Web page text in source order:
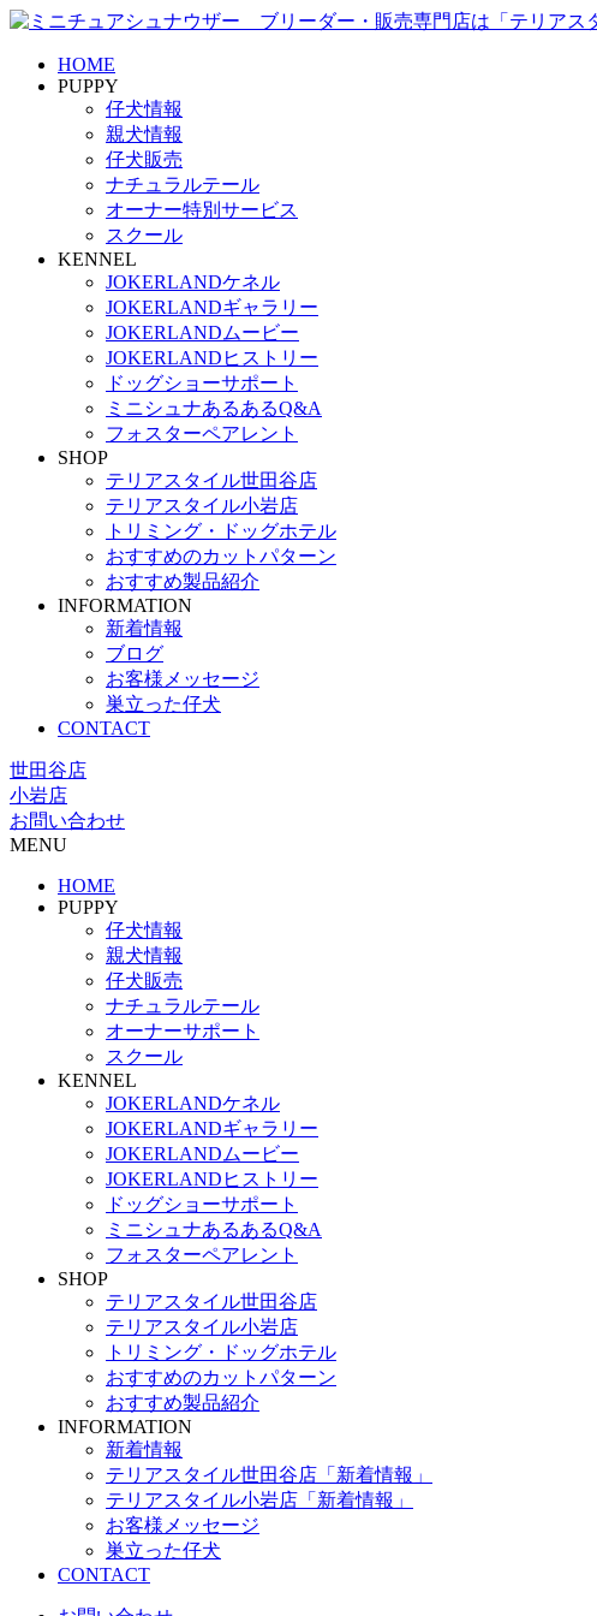
HOME
PUPPY
仔犬情報
親犬情報
仔犬販売
ナチュラルテール
オーナー特別サービス
スクール
KENNEL
JOKERLANDケネル
JOKERLANDギャラリー
JOKERLANDムービー
JOKERLANDヒストリー
ドッグショーサポート
ミニシュナあるあるQ&A
フォスターペアレント
SHOP
テリアスタイル世田谷店
テリアスタイル小岩店
トリミング・ドッグホテル
おすすめのカットパターン
おすすめ製品紹介
INFORMATION
新着情報
ブログ
お客様メッセージ
巣立った仔犬
CONTACT
世田谷店
小岩店
お問い合わせ
MENU
HOME
PUPPY
仔犬情報
親犬情報
仔犬販売
ナチュラルテール
オーナーサポート
スクール
KENNEL
JOKERLANDケネル
JOKERLANDギャラリー
JOKERLANDムービー
JOKERLANDヒストリー
ドッグショーサポート
ミニシュナあるあるQ&A
フォスターペアレント
SHOP
テリアスタイル世田谷店
テリアスタイル小岩店
トリミング・ドッグホテル
おすすめのカットパターン
おすすめ製品紹介
INFORMATION
新着情報
テリアスタイル世田谷店「新着情報」
テリアスタイル小岩店「新着情報」
お客様メッセージ
巣立った仔犬
CONTACT